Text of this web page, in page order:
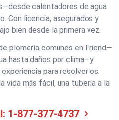
calentadores de agua
Con licencia, asegurados y
bien desde la primera vez.
plomería comunes en Friend—
hasta daños por clima—y
para resolverlos.
vida más fácil, una tubería a la
1-877-377-4737